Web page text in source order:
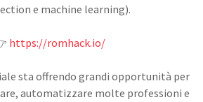
e machine learning).
https://romhack.io/
sta offrendo grandi opportunità per
automatizzare molte professioni e